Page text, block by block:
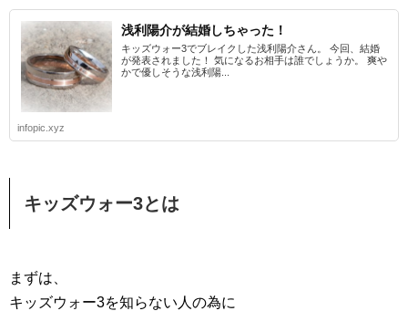
浅利陽介が結婚しちゃった！
キッズウォー3でブレイクした浅利陽介さん。 今回、結婚
が発表されました！ 気になるお相手は誰でしょうか。 爽や
かで優しそうな浅利陽...
infopic.xyz
キッズウォー3とは
まずは、
キッズウォー3を知らない人の為に